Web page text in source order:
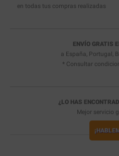
en todas tus compras realizadas
ENVÍO GRATIS
a España, Portugal,
* Consultar
¿LO HAS
Mejor servicio